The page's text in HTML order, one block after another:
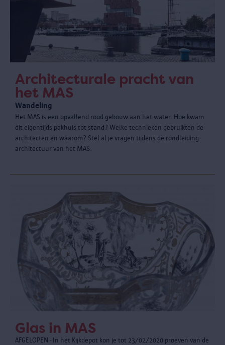
Architecturale pracht van
het MAS
Wandeling
Het MAS is een opvallend rood gebouw aan het water. Hoe kwam
dit eigentijds pakhuis tot stand? Welke technieken gebruikten de
architecten en waarom? Stel al je vragen tijdens de rondleiding
architectuur van het MAS.
Glas in MAS
AFGELOPEN - In het Kijkdepot kon je tot 23/02/2020 proeven van de